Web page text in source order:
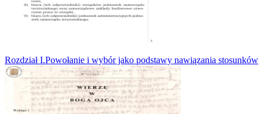
Rozdział I.Powołanie i wybór jako podstawy nawiązania stosunków